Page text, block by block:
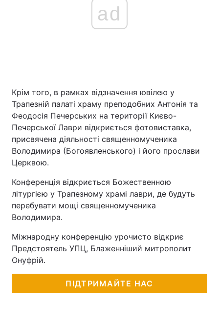
ad
Крім того, в рамках відзначення ювілею у
Трапезній палаті храму преподобних Антонія та
Феодосія Печерських на території Києво-
Печерської Лаври відкриється фотовиставка,
присвячена діяльності священномученика
Володимира (Богоявленського) і його прослави
Церквою.
Конференція відкриється Божественною
літургією у Трапезному храмі лаври, де будуть
перебувати мощі священномученика
Володимира.
Міжнародну конференцію урочисто відкриє
Предстоятель УПЦ, Блаженніший митрополит
Онуфрій.
ПІДТРИМАЙТЕ НАС